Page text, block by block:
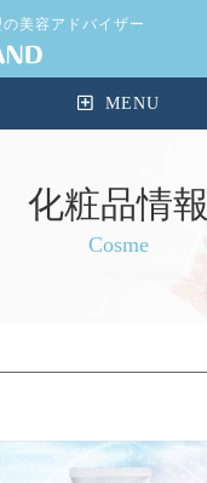
美容アドバイザー
化粧品情報
Cosme